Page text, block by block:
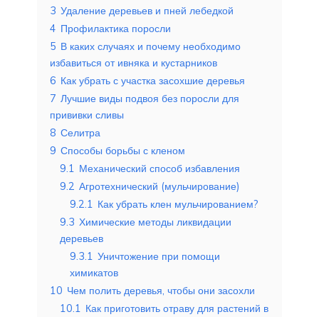
3 Удаление деревьев и пней лебедкой
4 Профилактика поросли
5 В каких случаях и почему необходимо
избавиться от ивняка и кустарников
6 Как убрать с участка засохшие деревья
7 Лучшие виды подвоя без поросли для
прививки сливы
8 Селитра
9 Способы борьбы с кленом
9.1 Механический способ избавления
9.2 Агротехнический (мульчирование)
9.2.1 Как убрать клен мульчированием?
9.3 Химические методы ликвидации
деревьев
9.3.1 Уничтожение при помощи
химикатов
10 Чем полить деревья, чтобы они засохли
10.1 Как приготовить отраву для растений в